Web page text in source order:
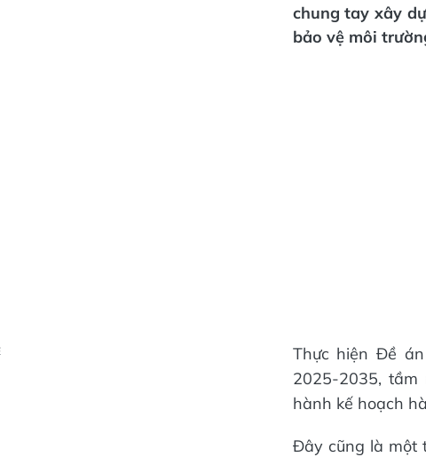
chung tay xây
bảo vệ môi
Thực hiện Đề
2025-2035, tầm
hành kế hoạch
Đây cũng là một